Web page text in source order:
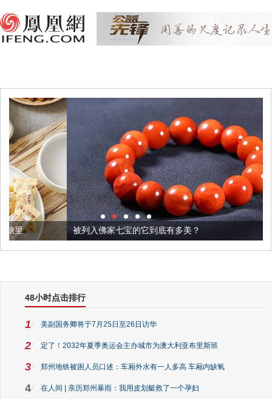
被列入佛家七宝的它到底有多美？
48小时点击排行
1 美副国务卿将于7月25日至26日访华
2 定了！2032年夏季奥运会主办城市为澳大利亚布里斯班
3 郑州地铁被困人员口述：车厢外水有一人多高 车厢内缺氧
4 在人间 | 亲历郑州暴雨：我用皮划艇救了一个孕妇